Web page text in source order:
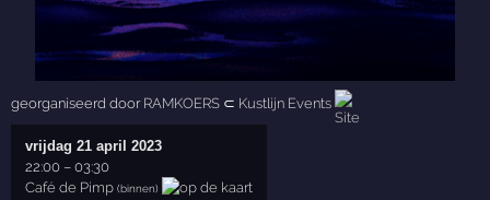
georganiseerd door RAMKOERS ⊂ Kustlijn Events
vrijdag 21 april 2023
22:00 –03:30
Café de Pimp (binnen)